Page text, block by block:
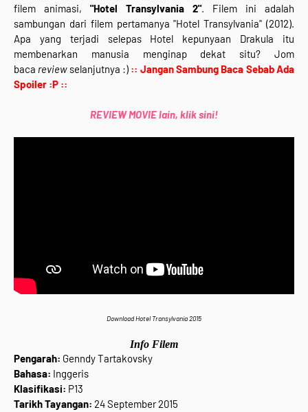
filem animasi, "Hotel Transylvania 2". Filem ini adalah
sambungan dari filem pertamanya "Hotel Transylvania" (2012).
Apa yang terjadi selepas Hotel kepunyaan Drakula itu
membenarkan manusia menginap dekat situ? Jom
baca reviewselanjutnya :) :: Jangan Sambung Baca Sebab Ada
Spoiler :P ::
REVIEW MOVIE lain, klik sini!
Download Hotel Transylvania 2015
Info Filem
Pengarah: Genndy Tartakovsky
Bahasa: Inggeris
Klasifikasi: P13
Tarikh Tayangan: 24 September 2015